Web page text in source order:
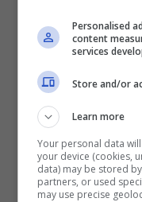
Personalised
content
services
Store and/or
Learn more
Your personal data
your device (cookies,
data) may be stored
partners, or used
may use precise